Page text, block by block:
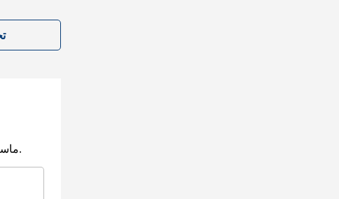
ماسكوس. نقرأ آراءك، ونرد عليها، بناء على طلبكم في أسرع وقت ممكن.